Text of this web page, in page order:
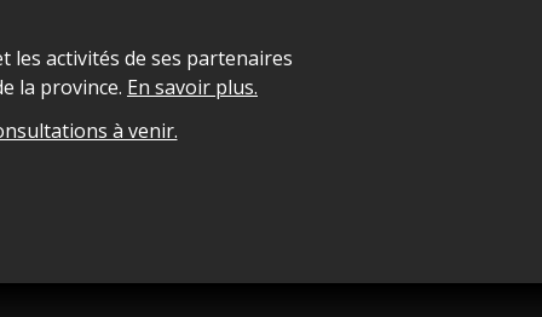
les activités de ses partenaires
la province. En savoir plus.
à venir.